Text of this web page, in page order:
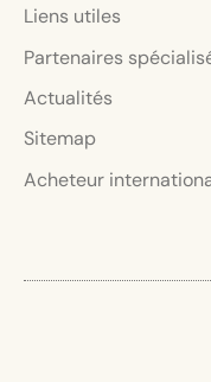
Liens utiles
Partenaires
Actualités
Sitemap
Acheteur